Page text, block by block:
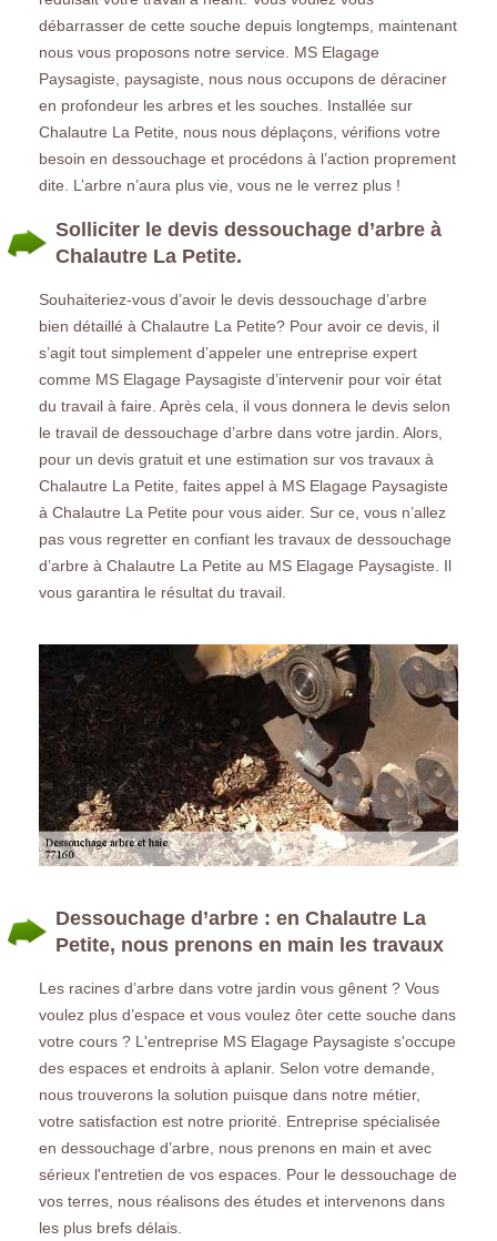
débarrasser de cette souche depuis longtemps, maintenant
nous vous proposons notre service. MS Elagage
Paysagiste, paysagiste, nous nous occupons de déraciner
en profondeur les arbres et les souches. Installée sur
Chalautre La Petite, nous nous déplaçons, vérifions votre
besoin en dessouchage et procédons à l’action proprement
dite. L’arbre n’aura plus vie, vous ne le verrez plus !
Solliciter le devis dessouchage d’arbre à
Chalautre La Petite.
Souhaiteriez-vous d’avoir le devis dessouchage d’arbre
bien détaillé à Chalautre La Petite? Pour avoir ce devis, il
s’agit tout simplement d’appeler une entreprise expert
comme MS Elagage Paysagiste d’intervenir pour voir état
du travail à faire. Après cela, il vous donnera le devis selon
le travail de dessouchage d’arbre dans votre jardin. Alors,
pour un devis gratuit et une estimation sur vos travaux à
Chalautre La Petite, faites appel à MS Elagage Paysagiste
à Chalautre La Petite pour vous aider. Sur ce, vous n’allez
pas vous regretter en confiant les travaux de dessouchage
d’arbre à Chalautre La Petite au MS Elagage Paysagiste. Il
vous garantira le résultat du travail.
Dessouchage d’arbre : en Chalautre La
Petite, nous prenons en main les travaux
Les racines d’arbre dans votre jardin vous gênent ? Vous
voulez plus d’espace et vous voulez ôter cette souche dans
votre cours ? L'entreprise MS Elagage Paysagiste s'occupe
des espaces et endroits à aplanir. Selon votre demande,
nous trouverons la solution puisque dans notre métier,
votre satisfaction est notre priorité. Entreprise spécialisée
en dessouchage d’arbre, nous prenons en main et avec
sérieux l'entretien de vos espaces. Pour le dessouchage de
vos terres, nous réalisons des études et intervenons dans
les plus brefs délais.